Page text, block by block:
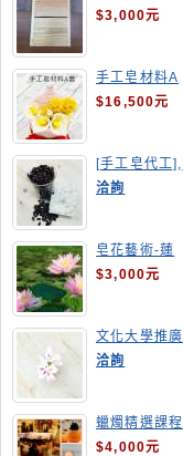
器
$3,000元
手工皂材料A
套
$16,500元
[手工皂代工],
釋迦手工皂
洽詢
皂花藝術-蓮
花
$3,000元
文化大學推廣
部高雄分部手
工皂教學
洽詢
蠟燭精選課程
$4,000元